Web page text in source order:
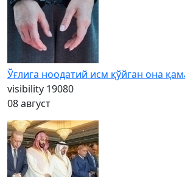
Ўғлига ноодатий исм қўйган она
visibility 19080
08 август